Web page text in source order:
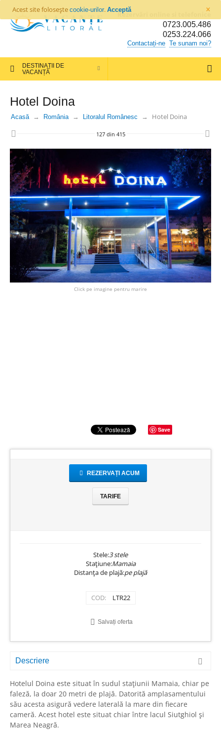
×
Acest site folosește cookie-urilor. Acceptă
Rezervări online si telefonice
0723.005.486
0253.224.066
Contactați-ne Te sunam noi?
DESTINAȚII DE
VACANȚĂ
Hotel Doina
Acasă România Litoralul Românesc Hotel Doina
127 din 415
Click pe imagine pentru marire
Save
REZERVAȚI ACUM
TARIFE
Stele:3 stele
Stațiune:Mamaia
Distanța de plajă:pe plajă
COD: LTR22
Salvați oferta
Descriere
Hotelul Doina este situat în sudul stațiunii Mamaia, chiar pe
faleză, la doar 20 metri de plajă. Datorită amplasamentului
său acesta asigură vedere laterală la mare din fiecare
cameră. Acest hotel este situat chiar între lacul Siutghiol și
Marea Neagră.